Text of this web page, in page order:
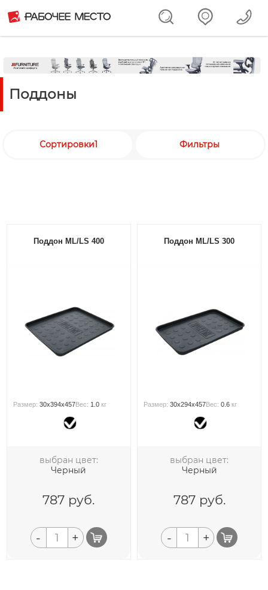
Поддоны
Сортировки1 Фильтры
Поддон ML/LS 400
Размер:30x394x457Вес: 1.0 кг
выбран цвет:
Черный
787 руб.
- +
Поддон ML/LS 300
Размер:30x294x457Вес:0.6 кг
выбран цвет:
Черный
787руб.
- +